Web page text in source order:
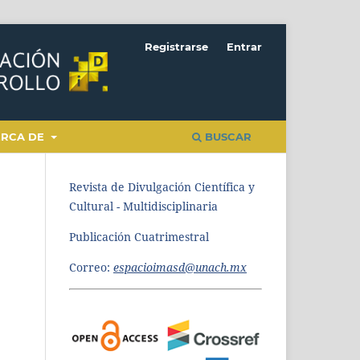
DE BUSCAR
Registrarse Entrar
Revista de Divulgación Científica y
Cultural - Multidisciplinaria
Publicación Cuatrimestral
Correo: espacioimasd@unach.mx